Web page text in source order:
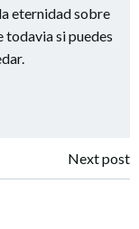
eternidad sobre
si puedes
Next post